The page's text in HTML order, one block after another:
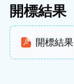
開標結果
開標結果